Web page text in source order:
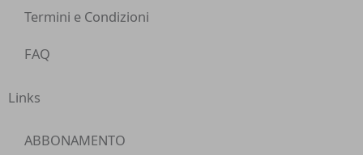
Termini e Condizioni
FAQ
Links
ABBONAMENTO